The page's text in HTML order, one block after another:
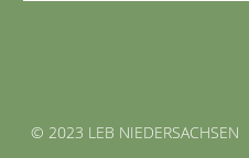
© 2023 LEB NIEDERSACHSEN